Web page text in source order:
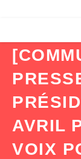
AVRIL
VOIX